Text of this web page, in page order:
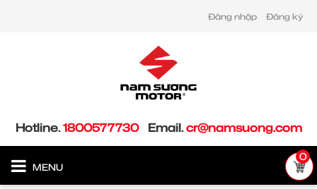
Đăng nhập Đăng ký
Hotline.1800577730 Email.cr@namsuong.com
MENU
0